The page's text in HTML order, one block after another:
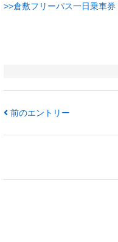
>>倉敷フリーパス一日乗車
前のエントリー